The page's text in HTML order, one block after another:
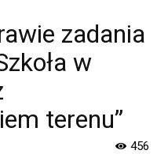
zadania
w
terenu”
456